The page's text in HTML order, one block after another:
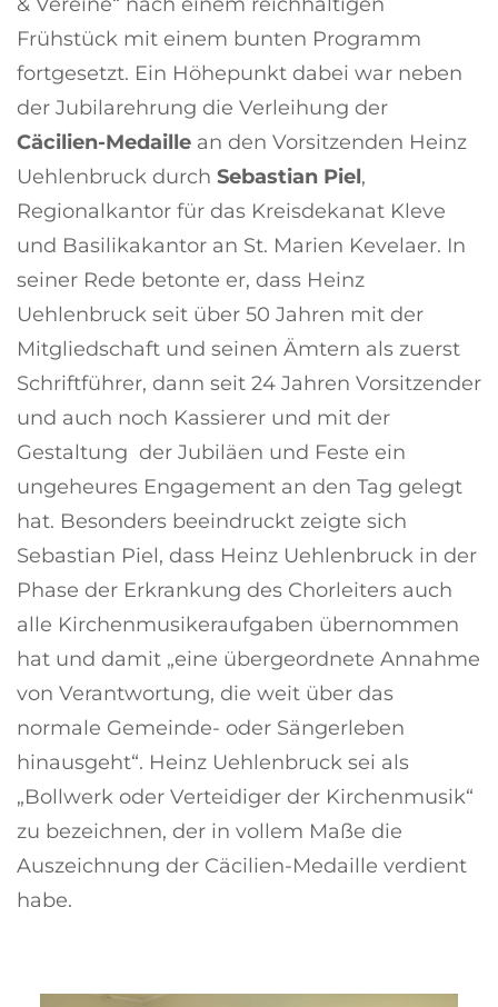
Frühstück mit einem bunten Programm
fortgesetzt. Ein Höhepunkt dabei war neben
der Jubilarehrung die Verleihung der
Cäcilien-Medaille an den Vorsitzenden Heinz
Uehlenbruck durch Sebastian Piel,
Regionalkantor für das Kreisdekanat Kleve
und Basilikakantor an St. Marien Kevelaer. In
seiner Rede betonte er, dass Heinz
Uehlenbruck seit über 50 Jahren mit der
Mitgliedschaft und seinen Ämtern als zuerst
Schriftführer, dann seit 24 Jahren Vorsitzender
und auch noch Kassierer und mit der
Gestaltung der Jubiläen und Feste ein
ungeheures Engagement an den Tag gelegt
hat. Besonders beeindruckt zeigte sich
Sebastian Piel, dass Heinz Uehlenbruck in der
Phase der Erkrankung des Chorleiters auch
alle Kirchenmusikeraufgaben übernommen
hat und damit „eine übergeordnete Annahme
von Verantwortung, die weit über das
normale Gemeinde- oder Sängerleben
hinausgeht“. Heinz Uehlenbruck sei als
„Bollwerk oder Verteidiger der Kirchenmusik“
zu bezeichnen, der in vollem Maße die
Auszeichnung der Cäcilien-Medaille verdient
habe.